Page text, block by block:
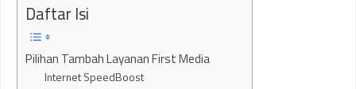
Daftar Isi
Pilihan Tambah Layanan First Media
Internet SpeedBoost